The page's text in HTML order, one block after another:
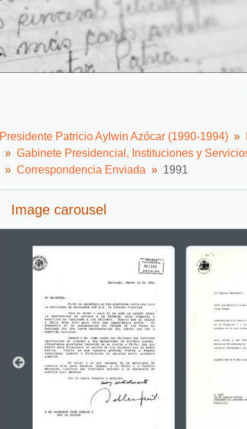
Presidente Patricio Aylwin Azócar (1990-1994)
Gabinete Presidencial, Instituciones y
Correspondencia Enviada
1991
Image carousel
Changing the current slide of this